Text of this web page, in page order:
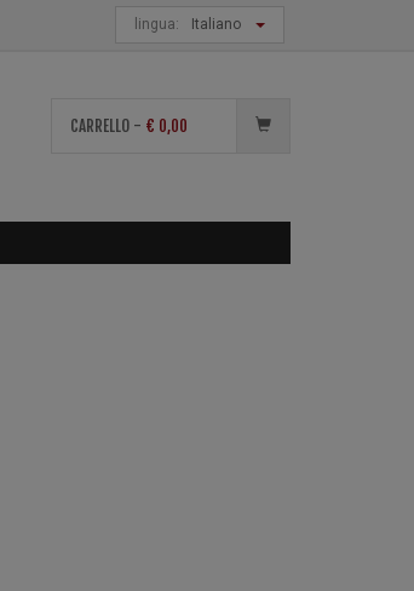
lingua: Italiano
CARRELLO - € 0,00